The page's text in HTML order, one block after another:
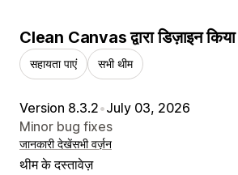
Clean Canvas द्वारा डिज़ाइन किया
सहायता पाएं सभी थीम
Version 8.3.2•July 03, 2026
Minor bug fixes
जानकारी देखेंसभी वर्ज़न
थीम के दस्तावेज़